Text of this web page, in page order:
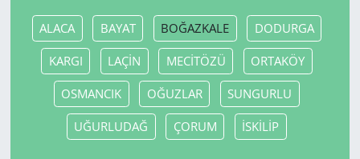
ALACA BAYAT BOĞAZKALE DODURGA
KARGI LAÇİN MECİTÖZÜ ORTAKÖY
OSMANCIK OĞUZLAR SUNGURLU
UĞURLUDAĞ ÇORUM İSKİLİP